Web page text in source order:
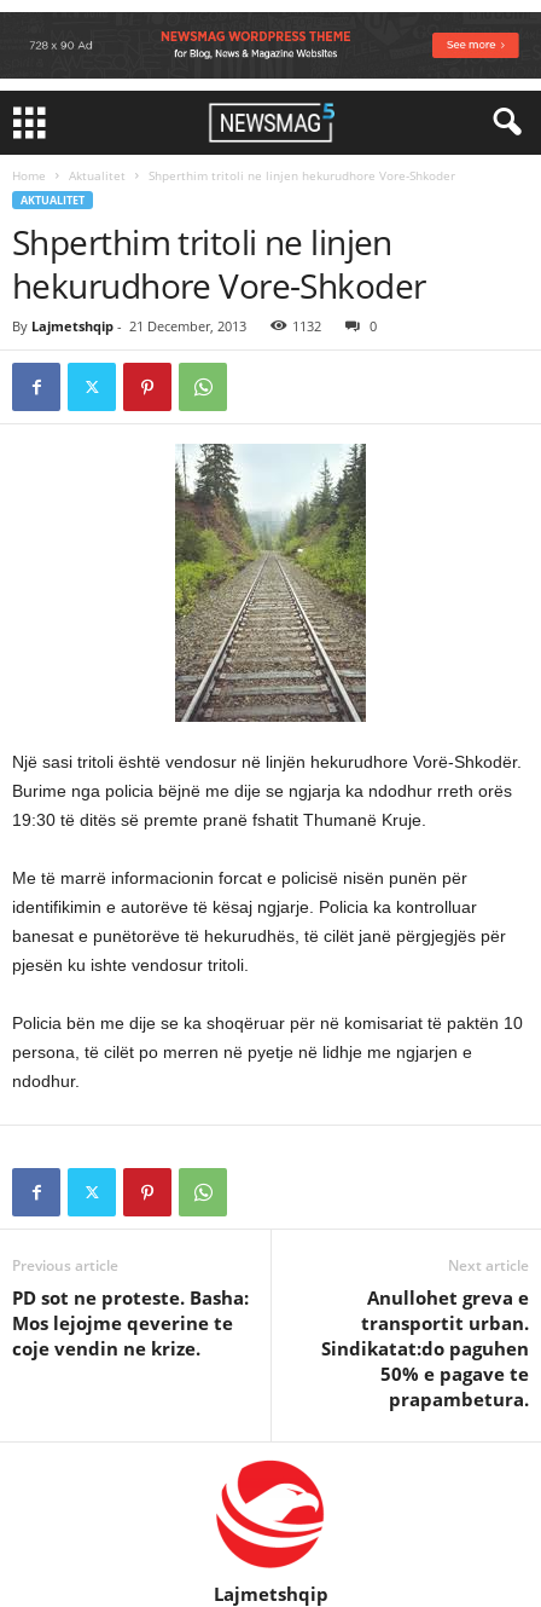
Home Aktualitet Shperthim tritoli ne linjen hekurudhore Vore-Shkoder
AKTUALITET
Shperthim tritoli ne linjen
hekurudhore Vore-Shkoder
By Lajmetshqip - 21 December, 2013 1132 0
Një sasi tritoli është vendosur në linjën hekurudhore Vorë-Shkodër.
Burime nga policia bëjnë me dije se ngjarja ka ndodhur rreth orës
19:30 të ditës së premte pranë fshatit Thumanë Kruje.
Me të marrë informacionin forcat e policisë nisën punën për
identifikimin e autorëve të kësaj ngjarje. Policia ka kontrolluar
banesat e punëtorëve të hekurudhës, të cilët janë përgjegjës për
pjesën ku ishte vendosur tritoli.
Policia bën me dije se ka shoqëruar për në komisariat të paktën 10
persona, të cilët po merren në pyetje në lidhje me ngjarjen e
ndodhur.
Previous article
PD sot ne proteste. Basha:
Mos lejojme qeverine te
coje vendin ne krize.
Next article
Anullohet greva e
transportit urban.
Sindikatat:do paguhen
50% e pagave te
prapambetura.
Lajmetshqip